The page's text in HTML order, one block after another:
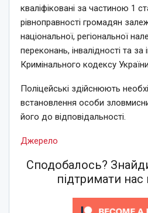
кваліфіковані за частиною 1
рівноправності громадян
національної, регіональної
переконань, інвалідності та
Кримінального кодексу
Поліцейські здійснюють
встановлення особи
його до відповідальності.
Джерело
Сподобалось?
підтримати нас